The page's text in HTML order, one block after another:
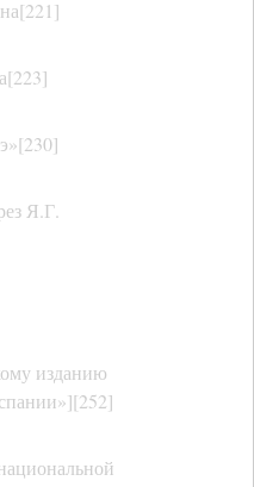
Я.Г.
изданию